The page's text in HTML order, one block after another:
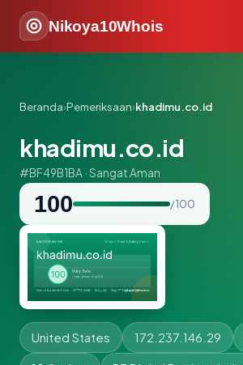
Nikoya10Whois
Beranda›Pemeriksaan›khadimu.co.id
khadimu.co.id
#BF49B1BA · Sangat Aman
100 / 100
United States 172.237.146.29